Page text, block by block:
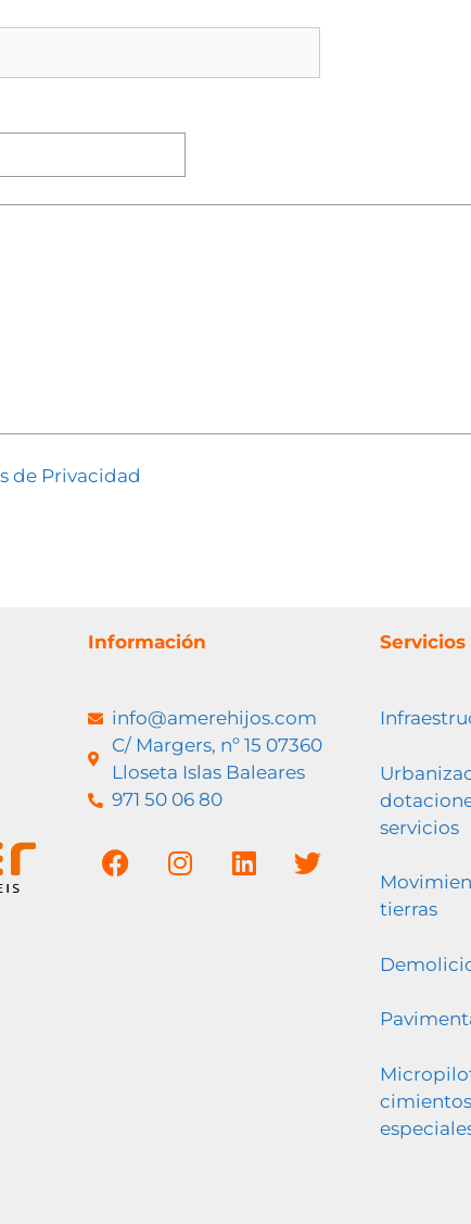
de Privacidad
Información
info@amerehijos.com
C/ Margers, nº 15 07360
Lloseta Islas Baleares
971 50 06 80
servicios
tierras
cimientos